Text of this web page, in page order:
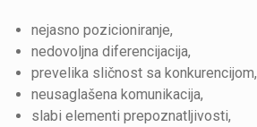
nejasno pozicioniranje,
nedovoljna diferencijacija,
prevelika sličnost sa konkurencijom,
neusaglašena komunikacija,
slabi elementi prepoznatljivosti,